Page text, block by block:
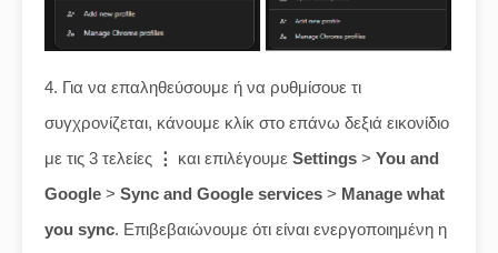
4. Για να επαληθεύσουμε ή να ρυθμίσουε τι
συγχρονίζεται, κάνουμε κλίκ στο επάνω δεξιά εικονίδιο
με τις 3 τελείες ⋮ και επιλέγουμε Settings > You and
Google > Sync and Google services > Manage what
you sync. Επιβεβαιώνουμε ότι είναι ενεργοποιημένη η